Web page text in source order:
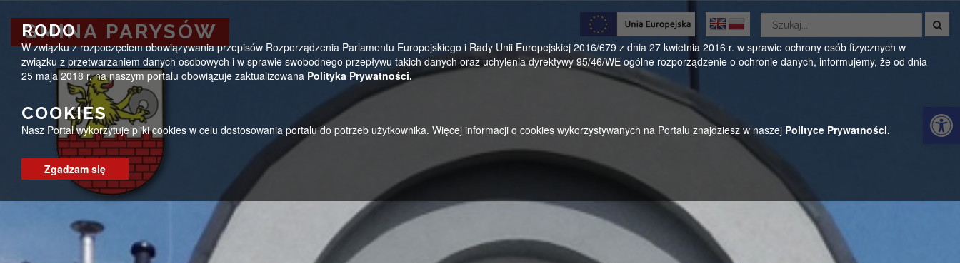
RODO
W związku z rozpoczęciem obowiązywania przepisów Rozporządzenia Parlamentu Europejskiego i Rady Unii Europejskiej 2016/679 z dnia 27 kwietnia 2016 r. w sprawie ochrony osób fizycznych w
związku z przetwarzaniem danych osobowych i w sprawie swobodnego przepływu takich danych oraz uchylenia dyrektywy 95/46/WE ogólne rozporządzenie o ochronie danych, informujemy, że od dnia
25 maja 2018 r. na naszym portalu obowiązuje zaktualizowana Polityka Prywatności.
COOKIES
Nasz Portal wykorzytuje pliki cookies w celu dostosowania portalu do potrzeb użytkownika. Więcej informacji o cookies wykorzystywanych na Portalu znajdziesz w naszej Polityce Prywatności.
Zgadzam się
GMINA PARYSÓW
Oficjalny serwis Gminy Parysów
ul. Kościuszki 28, 08-441 Parysów, mazowieckie
GMINA PARYSÓW
Wyszukaj
serwisie